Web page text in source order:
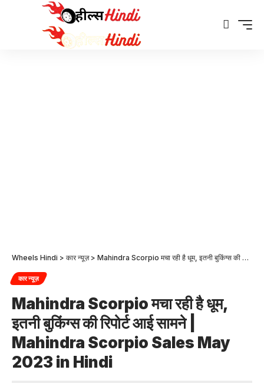
Wheels Hindi > कार न्यूज़> Mahindra Scorpio मचा रही है धूम, इतनी बुकिंग्स की रिपोर्ट आई सामने | Mahindra Scorpio Sales May 2023 in Hindi
कार न्यूज़
Mahindra Scorpio मचा रही है धूम,
इतनी बुकिंग्स की रिपोर्ट आई सामने |
Mahindra Scorpio Sales May
2023 in Hindi